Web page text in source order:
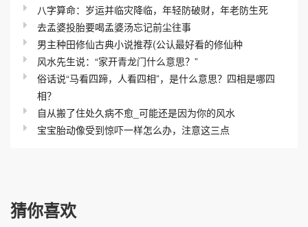
八字算命：岁运并临灾降临，年轻防破财，年老防生死
去孟婆投胎要喝孟婆汤忘记前尘往事
男主种田修仙古典小说推荐(公认最好看的修仙种
风水先生说：“家开青龙门什么意思？”
俗话说“马看四蹄，人看四相”，是什么意思？四相是哪四
相？
自从搬了住处久病不愈_可能还是因为你的风水
宝宝胎动像受到惊吓一样怎么办，注意这三点
猜你喜欢